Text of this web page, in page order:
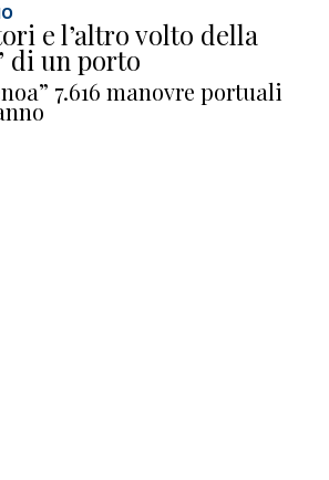
e l’altro volto della
di un porto
7.616 manovre portuali